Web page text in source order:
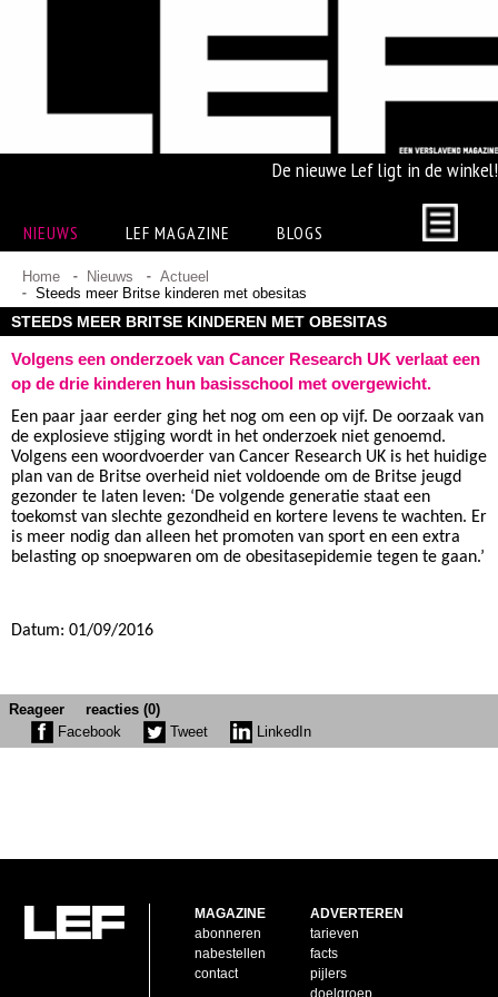
De nieuwe Lef ligt in de winkel!
NIEUWS LEF MAGAZINE BLOGS
Home Nieuws
Actueel
Steeds meer Britse kinderen met obesitas
STEEDS MEER BRITSE KINDEREN MET OBESITAS
Volgens een onderzoek van Cancer Research UK verlaat een
op de drie kinderen hun basisschool met overgewicht.
Een paar jaar eerder ging het nog om een op vijf. De oorzaak van
de explosieve stijging wordt in het onderzoek niet genoemd.
Volgens een woordvoerder van Cancer Research UK is het huidige
plan van de Britse overheid niet voldoende om de Britse jeugd
gezonder te laten leven: ‘De volgende generatie staat een
toekomst van slechte gezondheid en kortere levens te wachten. Er
is meer nodig dan alleen het promoten van sport en een extra
belasting op snoepwaren om de obesitasepidemie tegen te gaan.’
Datum: 01/09/2016
Reageer
reacties (0)
Facebook
Tweet LinkedIn
MAGAZINE
abonneren
nabestellen
contact
ADVERTEREN
tarieven
facts
pijlers
doelgroep